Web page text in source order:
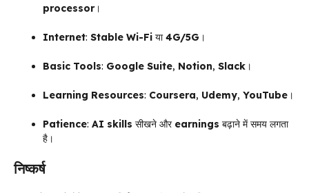
processor।
Internet: Stable Wi-Fi या4G/5G ।
Basic Tools: Google Suite, Notion, Slack ।
Learning Resources: Coursera, Udemy, YouTube ।
Patience: AI skills सीखने और earnings बढ़ाने में समय लगता
है।
निष्कर्ष